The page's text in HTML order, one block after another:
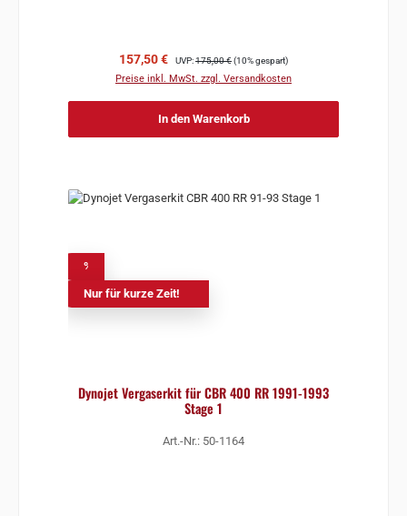
Verkaufspreis:
157,50 € Regulärer Preis:
UVP:175,00 €(10% gespart)
Preise inkl. MwSt. zzgl. Versandkosten
In den Warenkorb
Nur für kurze Zeit!
Dynojet Vergaserkit für CBR 400 RR 1991-1993
Stage 1
Art.-Nr.: 50-1164